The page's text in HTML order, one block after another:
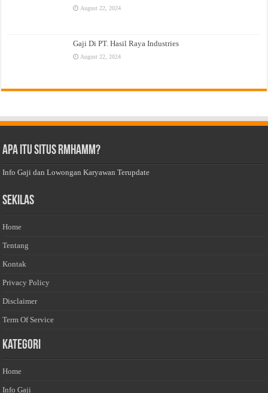
August 22, 2024
Gaji Di PT. Hasil Raya Industries
August 22, 2024
Apa Itu Situs Rmhamm?
Info Gaji dan Lowongan Karyawan Terupdate
Sekilas
Home
Tentang
Kontak
Privacy Policy
Disclaimer
Term Of Service
Kategori
Home
Info Gaji